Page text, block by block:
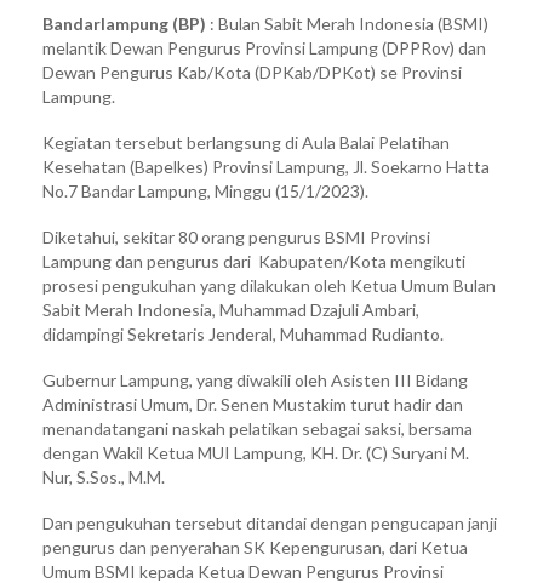
Bandarlampung (BP) : Bulan Sabit Merah Indonesia (BSMI)
melantik Dewan Pengurus Provinsi Lampung (DPPRov) dan
Dewan Pengurus Kab/Kota (DPKab/DPKot) se Provinsi
Lampung.
Kegiatan tersebut berlangsung di Aula Balai Pelatihan
Kesehatan (Bapelkes) Provinsi Lampung, Jl. Soekarno Hatta
No.7 Bandar Lampung, Minggu (15/1/2023).
Diketahui, sekitar 80 orang pengurus BSMI Provinsi
Lampung dan pengurus dari Kabupaten/Kota mengikuti
prosesi pengukuhan yang dilakukan oleh Ketua Umum Bulan
Sabit Merah Indonesia, Muhammad Dzajuli Ambari,
didampingi Sekretaris Jenderal, Muhammad Rudianto.
Gubernur Lampung, yang diwakili oleh Asisten III Bidang
Administrasi Umum, Dr. Senen Mustakim turut hadir dan
menandatangani naskah pelatikan sebagai saksi, bersama
dengan Wakil Ketua MUI Lampung, KH. Dr. (C) Suryani M.
Nur, S.Sos., M.M.
Dan pengukuhan tersebut ditandai dengan pengucapan janji
pengurus dan penyerahan SK Kepengurusan, dari Ketua
Umum BSMI kepada Ketua Dewan Pengurus Provinsi